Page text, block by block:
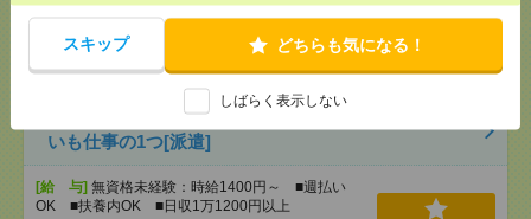
スキップ どちらも気になる！
しばらく表示しない
OK ■扶養内OK ■日収1万1200円以上
[交通費]交通費全額支給
/ 鶴橋駅
気になる！
【オープニング募集】おばあちゃんのお散歩付き添
いも仕事の1つ[派遣]
[給 与] 無資格未経験：時給1400円～ ■週払い
OK ■扶養内OK ■日収1万1200円以上